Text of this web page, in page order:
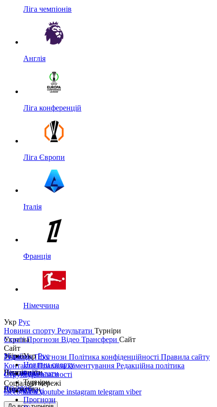
Ліга чемпіонів
Англія
Ліга конференцій
Ліга Європи
Італія
Франція
Німеччина
Укр Рус
Новини спорту Результати Турніри
Україна
Україна
Перша ліга
Друга ліга
Кубок України
Збірні
Ліга націй
ЧС 2026
Чемпіонати
Англія
Іспанія
Єврокубки
Ліга чемпіонів
СтаттіПрогнози Відео Трансфери Сайт
Сайт
РедакціяПрогнози Політика конфіденційності Правила сайту
КонтактиПравила коментування Редакційна політика
Структура власності
Соціальні мережі
facebookxyoutube instagram telegram viber
УкрРус
Новини спорту
Результати
Турніри
Статті
Прогнози